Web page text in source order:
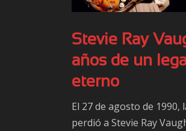
Stevie Ray
años de un
eterno
El 27 de agosto de 1990,
perdió a Stevie Ray